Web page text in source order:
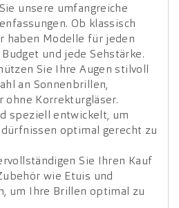
unsere umfangreiche
Ob klassisch
haben Modelle für jeden
und jede Sehstärke.
Sie Ihre Augen stilvoll
an Sonnenbrillen,
Korrekturgläser.
speziell entwickelt, um
optimal gerecht zu
Sie Ihren Kauf
wie Etuis und
um Ihre Brillen optimal zu